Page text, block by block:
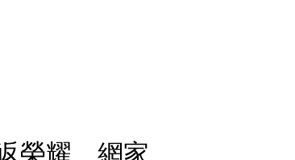
返榮耀 網家